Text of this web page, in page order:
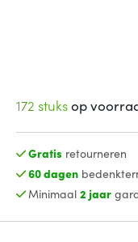
172 stuksop
Gratis retourneren
60 dagen
Minimaal 2 jaar